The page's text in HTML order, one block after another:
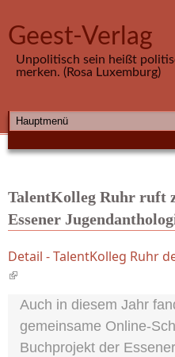
Geest-Verlag
Unpolitisch sein heißt
merken. (Rosa Luxemburg)
HAUPTMENÜ
TalentKolleg Ruhr ruft
Essener
Detail - TalentKolleg Ruhr
(link is external)
Auch in diesem Jahr
gemeinsame Online-
Buchprojekt der